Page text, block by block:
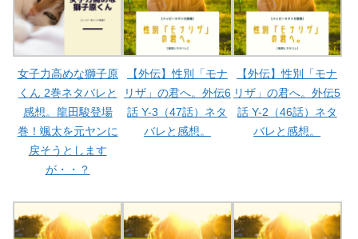
女子力高めな獅子原
くん 2巻ネタバレと
感想。龍田駿登場
巻！颯太を元ヤンに
戻そうとします
が・・？
【外伝】性別「モナ
リザ」の君へ。外伝6
話 Y-3（47話）ネタ
バレと感想。
【外伝】性別「モナ
リザ」の君へ。外伝5
話 Y-2（46話）ネタ
バレと感想。